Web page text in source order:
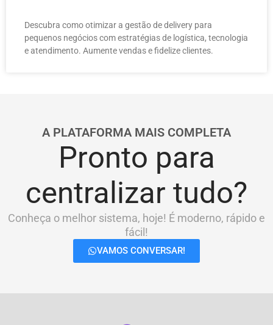
Descubra como otimizar a gestão de delivery para
pequenos negócios com estratégias de logística, tecnologia
e atendimento. Aumente vendas e fidelize clientes.
A PLATAFORMA MAIS COMPLETA
Pronto para
centralizar tudo?
Conheça o melhor sistema, hoje! É moderno, rápido e
fácil!
VAMOS CONVERSAR!